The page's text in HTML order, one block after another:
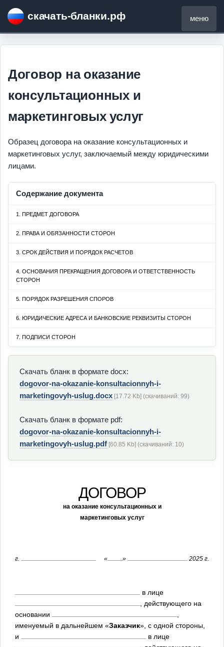
скачать-бланки.рф
Договор на оказание
консультационных и
маркетинговых услуг
Образец договора на оказание консультационных и
маркетинговых услуг, заключаемый между юридическими
лицами.
Содержание документа
1. ПРЕДМЕТ ДОГОВОРА
2. ПРАВА И ОБЯЗАННОСТИ СТОРОН
3. СРОК ДЕЙСТВИЯ И ПОРЯДОК РАСЧЕТОВ
4. ОСНОВАНИЯ ПРЕКРАЩЕНИЯ ДОГОВОРА И ОТВЕТСТВЕННОСТЬ
СТОРОН
5. ПОРЯДОК РАЗРЕШЕНИЯ СПОРОВ
6. ЮРИДИЧЕСКИЕ АДРЕСА И БАНКОВСКИЕ РЕКВИЗИТЫ СТОРОН
7. ПОДПИСИ СТОРОН
Скачать бланк в формате docx:
dogovor-na-okazanie-konsultacionnyh-i-
marketingovyh-uslug.docx [17.72 Kb] (cкачиваний: 99)
Скачать бланк в формате pdf:
dogovor-na-okazanie-konsultacionnyh-i-
marketingovyh-uslug.pdf [60.85 Kb] (cкачиваний: 10)
ДОГОВОР
на оказание консультационных и
маркетинговых услуг
г. « » 2025 г.
в лице
, действующего на
основании
именуемый в дальнейшем «Заказчик», с одной стороны,
и
в лице
меню